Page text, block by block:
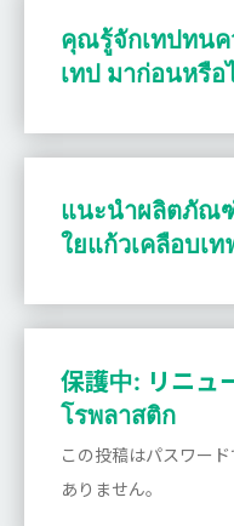
คุณรู้จักเทปทน
เทป มาก่อนหรือ
แนะนำผลิตภัณ
ใยแก้วเคลือบเ
保護中: リニュ
โรพลาสติก
この投稿はパスワー
ありません。